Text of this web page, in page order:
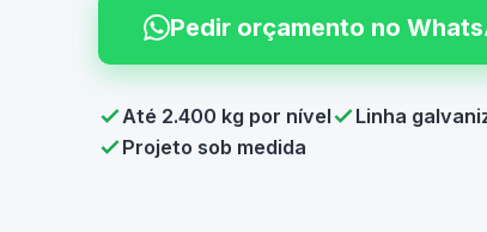
Pedir orçamento no
Até 2.400 kg por nível
Linha
Projeto sob medida